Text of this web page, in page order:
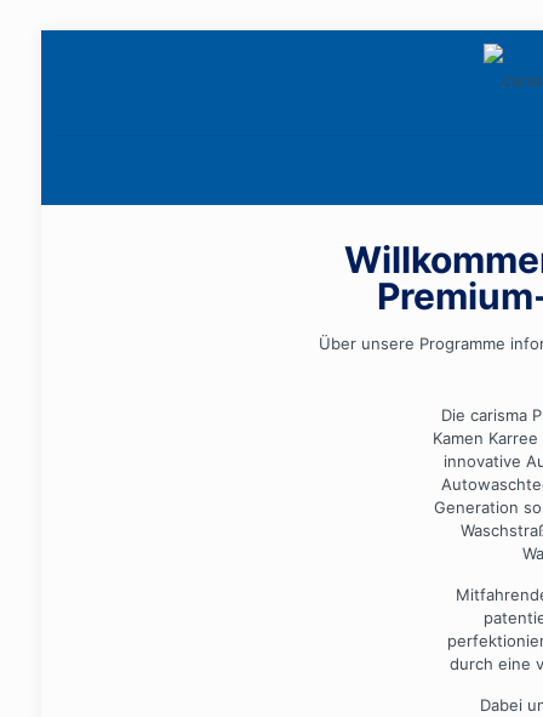
Über unsere Programme
Die carisma
Kamen
innovative
Generation
durch eine
Dabei